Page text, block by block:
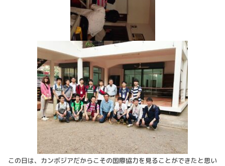
この日は、カンボジアだからこその国際協力を見ることができたと思い